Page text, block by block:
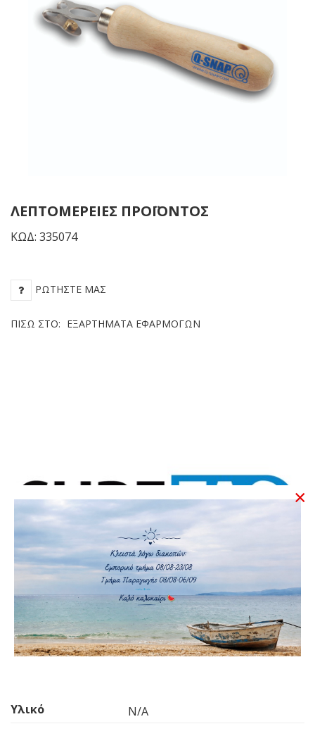
White
ΛΕΠΤΟΜΈΡΕΙΕΣ ΠΡΟΪΌΝΤΟΣ
ΚΩΔ: 335074
ΡΩΤΉΣΤΕ ΜΑΣ
ΠΊΣΩ ΣΤΟ: ΕΞΑΡΤΉΜΑΤΑ ΕΦΑΡΜΟΓΏΝ
Υλικό N/A
×